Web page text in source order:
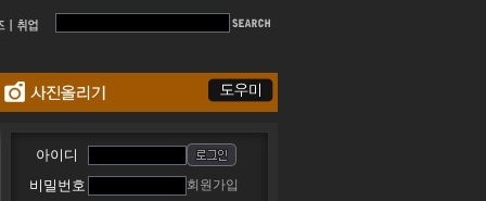
아이디
비밀번호
회원가입